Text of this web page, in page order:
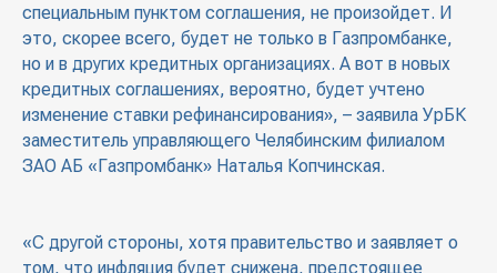
специальным пунктом соглашения, не произойдет. И
это, скорее всего, будет не только в Газпромбанке,
но и в других кредитных организациях. А вот в новых
кредитных соглашениях, вероятно, будет учтено
изменение ставки рефинансирования», – заявила УрБК
заместитель управляющего Челябинским филиалом
ЗАО АБ «Газпромбанк» Наталья Копчинская.
«С другой стороны, хотя правительство и заявляет о
том, что инфляция будет снижена, предстоящее